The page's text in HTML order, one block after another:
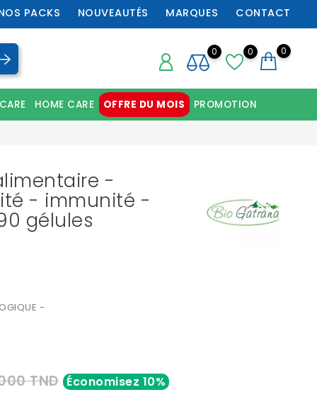
PACKS NOUVEAUTÉS MARQUES CONTACT
0 0
0
HOME CARE OFFRE DU MOIS PROMOTION
-
- immunité -
gélules
-
TND Économisez 10%